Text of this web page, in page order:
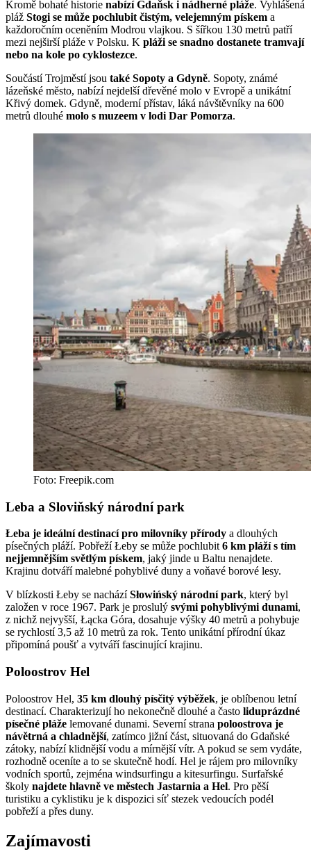
Kromě bohaté historie nabízí Gdaňsk i nádherné pláže. Vyhlášená
pláž Stogi se může pochlubit čistým, velejemným pískem a
každoročním oceněním Modrou vlajkou. S šířkou 130 metrů patří
mezi nejširší pláže v Polsku. K pláži se snadno dostanete tramvají
nebo na kole po cyklostezce.
Součástí Trojměstí jsou také Sopoty a Gdyně. Sopoty, známé
lázeňské město, nabízí nejdelší dřevěné molo v Evropě a unikátní
Křivý domek. Gdyně, moderní přístav, láká návštěvníky na 600
metrů dlouhé molo s muzeem v lodi Dar Pomorza.
Foto: Freepik.com
Leba a Sloviňský národní park
Łeba je ideální destinací pro milovníky přírody a dlouhých
písečných pláží. Pobřeží Łeby se může pochlubit 6 km pláží s tím
nejjemnějším světlým pískem, jaký jinde u Baltu nenajdete.
Krajinu dotváří malebné pohyblivé duny a voňavé borové lesy.
V blízkosti Łeby se nacházíSłowińský národní park, který byl
založen v roce 1967. Park je proslulý svými pohyblivými dunami,
z nichž nejvyšší, Łącka Góra, dosahuje výšky 40 metrů a pohybuje
se rychlostí 3,5 až 10 metrů za rok. Tento unikátní přírodní úkaz
připomíná poušť a vytváří fascinující krajinu.
Poloostrov Hel
Poloostrov Hel, 35 km dlouhý písčitý výběžek, je oblíbenou letní
destinací. Charakterizují ho nekonečně dlouhé a často liduprázdné
písečné pláže lemované dunami. Severní strana poloostrova je
návětrná a chladnější, zatímco jižní část, situovaná do Gdaňské
zátoky, nabízí klidnější vodu a mírnější vítr. A pokud se sem vydáte,
rozhodně oceníte a to se skutečně hodí. Hel je rájem pro milovníky
vodních sportů, zejména windsurfingu a kitesurfingu. Surfařské
školy najdete hlavně ve městech Jastarnia a Hel. Pro pěší
turistiku a cyklistiku je k dispozici síť stezek vedoucích podél
pobřeží a přes duny.
Zajímavosti